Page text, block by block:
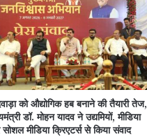
को औद्योगिक हब बनाने की तैयारी तेज,
डॉ. मोहन यादव ने उद्यमियों, मीडिया
मीडिया क्रिएटर्स से किया संवाद